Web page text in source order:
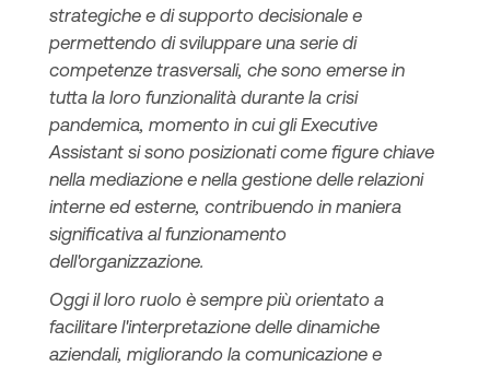
strategiche e di supporto decisionale e
permettendo di sviluppare una serie di
competenze trasversali, che sono emerse in
tutta la loro funzionalità durante la crisi
pandemica, momento in cui gli Executive
Assistant si sono posizionati come figure chiave
nella mediazione e nella gestione delle relazioni
interne ed esterne, contribuendo in maniera
significativa al funzionamento
dell'organizzazione.
Oggi il loro ruolo è sempre più orientato a
facilitare l'interpretazione delle dinamiche
aziendali, migliorando la comunicazione e